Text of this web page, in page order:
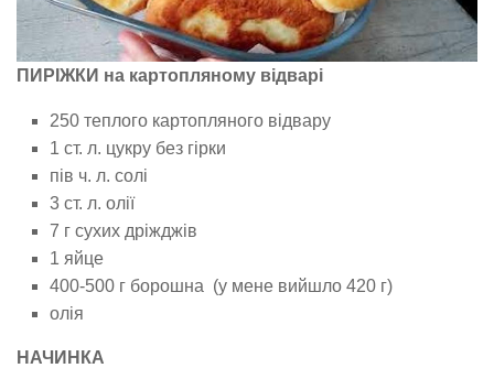
ПИРІЖКИ на картопляному відварі
250 теплого картопляного відвару
1 ст. л. цукру без гірки
пів ч. л. солі
3 ст. л. олії
7 г сухих дріжджів
1 яйце
400-500 г борошна (у мене вийшло 420 г)
олія
НАЧИНКА